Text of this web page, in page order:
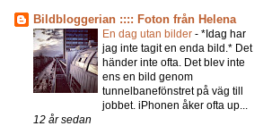
Bildbloggerian :::: Foton från Helena
En dag utan bilder - *Idag har
jag inte tagit en enda bild.* Det
händer inte ofta. Det blev inte
ens en bild genom
tunnelbanefönstret på väg till
jobbet. iPhonen åker ofta up...
12 år sedan